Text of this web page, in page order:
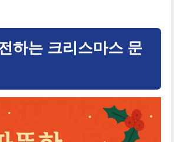
하는 크리스마스 문